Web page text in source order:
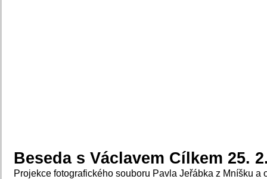
Beseda s Václavem Cílkem 25.
Projekce fotografického souboru Pavla Jeřábka z Mníšku a